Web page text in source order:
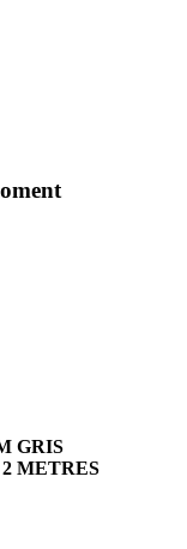
GRIS
METRES